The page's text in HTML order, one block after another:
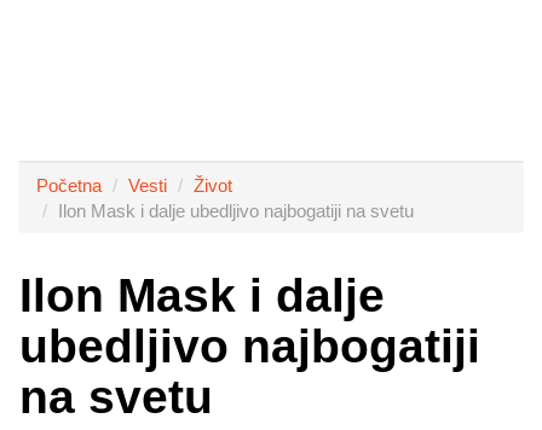
Početna Vesti
Život
Ilon Mask i dalje ubedljivo najbogatiji na svetu
Ilon Mask i dalje
ubedljivo najbogatiji
na svetu